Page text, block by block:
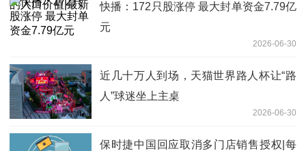
快播：172只股涨停 最大封单资金7.79亿
元
2026-06-30
近几十万人到场，天猫世界路人杯让“路
人”球迷坐上主桌
2026-06-30
保时捷中国回应取消多门店销售授权|每